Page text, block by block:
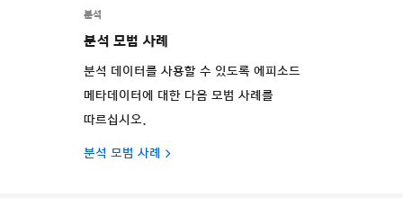
분석
분석 모범 사례
분석 데이터를 사용할 수 있도록 에피소드
메타데이터에 대한 다음 모범 사례를
따르십시오.
분석 모범 사례